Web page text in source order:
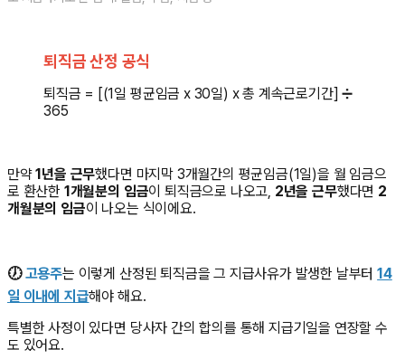
퇴직금 산정 공식
퇴직금 = [(1일 평균임금 x 30일) x 총 계속근로기간] ➗
365
만약1년을 근무했다면 마지막 3개월간의 평균임금(1일)을 월 임금으
로 환산한 1개월분의 임금이 퇴직금으로 나오고, 2년을 근무했다면 2
개월분의 임금이 나오는 식이에요.
🕖 고용주는 이렇게 산정된 퇴직금을 그 지급사유가 발생한 날부터14
일 이내에 지급해야 해요.
특별한 사정이 있다면 당사자 간의 합의를 통해 지급기일을 연장할 수
도 있어요.